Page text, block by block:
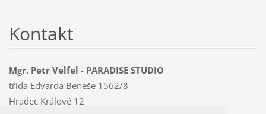
Kontakt
Mgr. Petr Velfel - PARADISE STUDIO
třída Edvarda Beneše 1562/8
Hradec Králové 12